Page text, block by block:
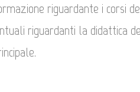
riguardante i corsi
riguardanti la didattica